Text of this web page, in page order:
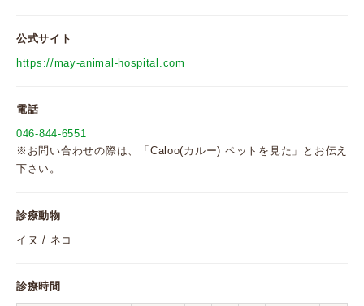
公式サイト
https://may-animal-hospital.com
電話
046-844-6551
※お問い合わせの際は、「Caloo(カルー) ペットを見た」とお伝え
下さい。
診療動物
イヌ / ネコ
診療時間